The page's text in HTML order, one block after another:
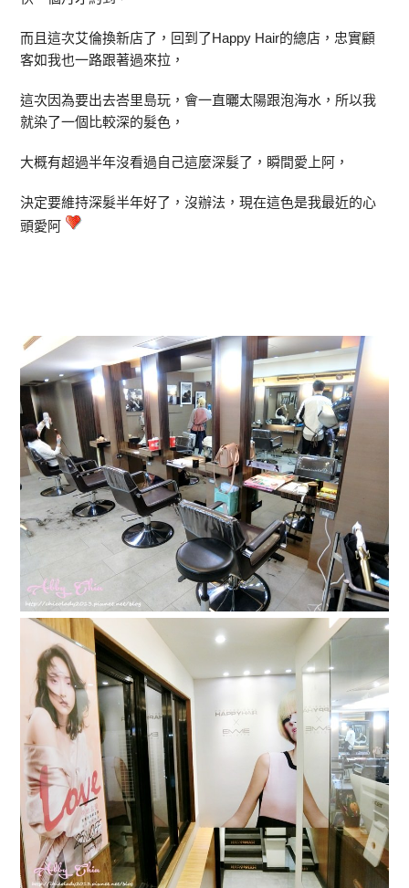
而且這次艾倫換新店了，回到了Happy Hair的總店，忠實顧
客如我也一路跟著過來拉，
這次因為要出去峇里島玩，會一直曬太陽跟泡海水，所以我
就染了一個比較深的髮色，
大概有超過半年沒看過自己這麼深髮了，瞬間愛上阿，
決定要維持深髮半年好了，沒辦法，現在這色是我最近的心
頭愛阿